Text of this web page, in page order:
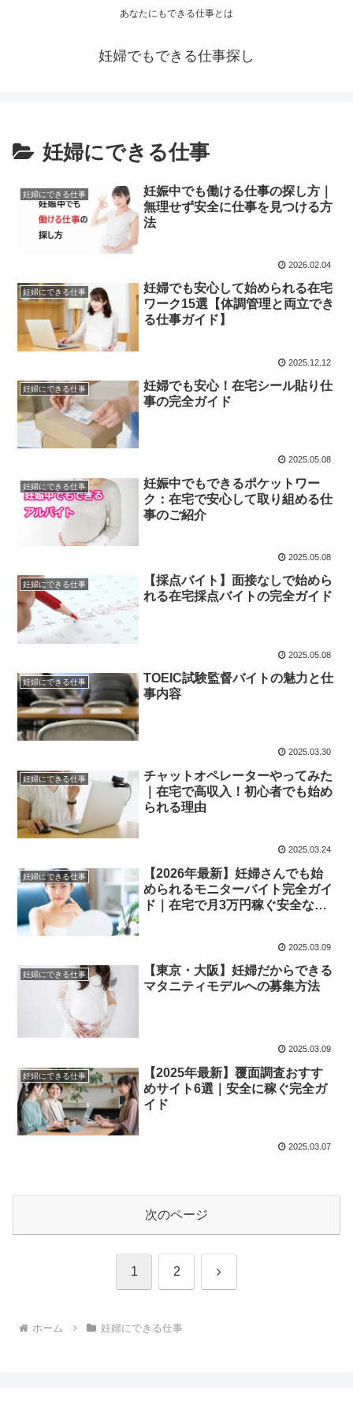
あなたにもできる仕事とは
妊婦でもできる仕事探し
妊婦にできる仕事
妊婦にできる仕事
妊娠中でも働ける仕事の探し方｜
無理せず安全に仕事を見つける方
法
2026.02.04
妊婦にできる仕事
妊婦でも安心して始められる在宅
ワーク15選【体調管理と両立でき
る仕事ガイド】
2025.12.12
妊婦にできる仕事
妊婦でも安心！在宅シール貼り仕
事の完全ガイド
2025.05.08
妊婦にできる仕事
妊娠中でもできるポケットワー
ク：在宅で安心して取り組める仕
事のご紹介
2025.05.08
妊婦にできる仕事
【採点バイト】面接なしで始めら
れる在宅採点バイトの完全ガイド
2025.05.08
妊婦にできる仕事
TOEIC試験監督バイトの魅力と仕
事内容
2025.03.30
妊婦にできる仕事
チャットオペレーターやってみた
｜在宅で高収入！初心者でも始め
られる理由
2025.03.24
妊婦にできる仕事
【2026年最新】妊婦さんでも始
められるモニターバイト完全ガイ
ド｜在宅で月3万円稼ぐ安全な副
2025.03.09
妊婦にできる仕事
【東京・大阪】妊婦だからできる
マタニティモデルへの募集方法
2025.03.09
妊婦にできる仕事
【2025年最新】覆面調査おすす
めサイト6選｜安全に稼ぐ完全ガ
イド
2025.03.07
次のページ
1 2 次
ホーム 妊婦にできる仕事